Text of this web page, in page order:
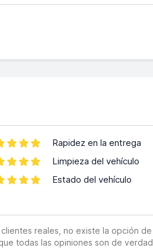
Rapidez en la entrega
Limpieza del vehículo
Estado del vehículo
reales, no existe la opción de
todas las opiniones son de